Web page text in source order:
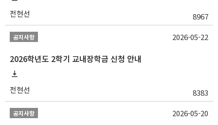
전현선 8967
공지사항
2026학년도 2학기 교내장학금 신청 안내
전현선 8383
2026-05-22
공지사항 2026-05-20